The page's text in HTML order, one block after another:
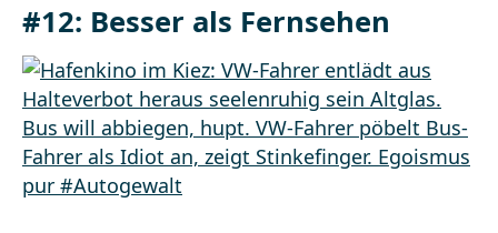
#12: Besser als Fernsehen